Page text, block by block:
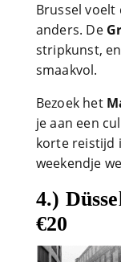
Brussel
anders. De
stripkunst,
smaakvol.
Bezoek het
je aan een
korte reistijd
weekendje
4.)
€20